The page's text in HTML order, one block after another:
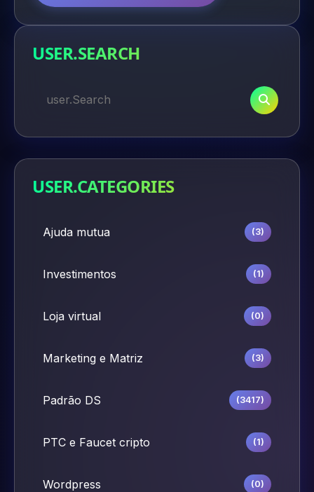
USER.SEARCH
USER.CATEGORIES
Ajuda mutua (3)
Investimentos (1)
Loja virtual (0)
Marketing e Matriz (3)
Padrão DS (3417)
PTC e Faucet cripto (1)
Wordpress (0)